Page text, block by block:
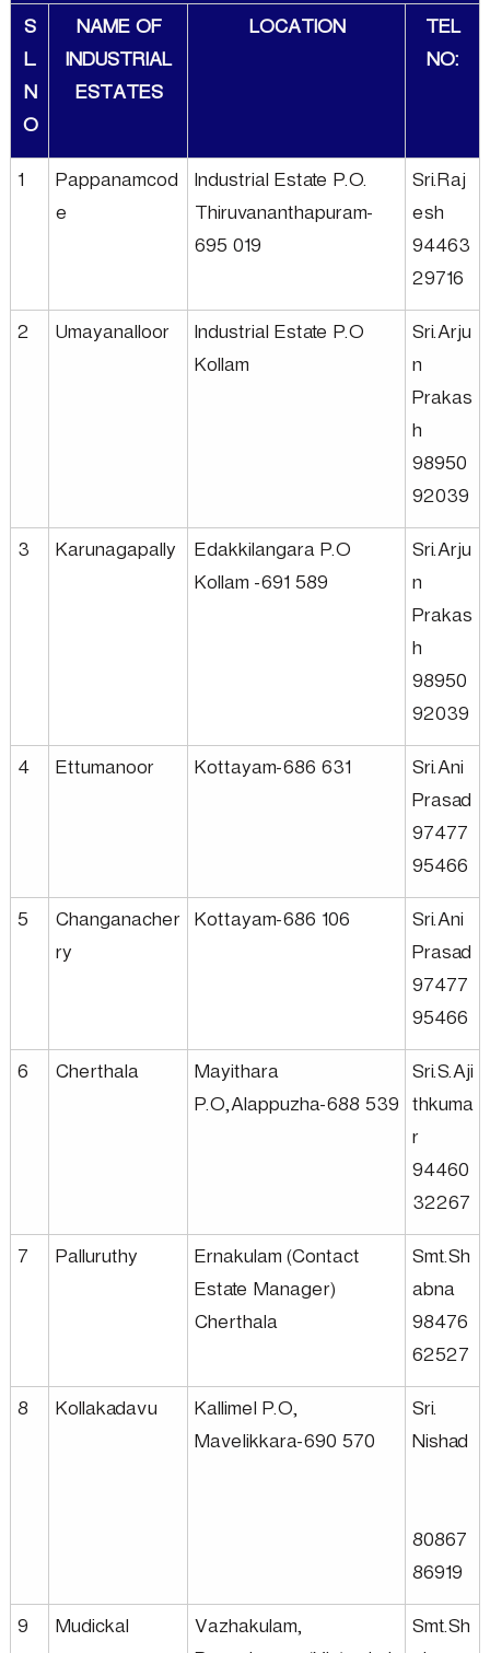
m
a
l
I
u
r
e
D
e
o
e
S
L.
N
O
NAME OF
INDUSTRIAL
ESTATES
LOCATION
TEL
NO:
1
Pappanamcod
e
Industrial Estate P.O.
Thiruvananthapuram-
695 019
Sri.Raj
esh
94463
29716
2
Umayanalloor
Industrial Estate P.O
Kollam
Sri.Arju
n
Prakas
h
98950
92039
3
Karunagapally
Edakkilangara P.O
Kollam -691 589
Sri.Arju
n
Prakas
h
98950
92039
4
Ettumanoor Kottayam-686 631
Sri.Ani
Prasad
97477
95466
5
Changanacher
ry
Kottayam-686 106
Sri.Ani
Prasad
97477
95466
6
Cherthala
Mayithara
P.O,Alappuzha-688 539
Sri.S.Aji
thkuma
r
94460
32267
7
Palluruthy
Ernakulam (Contact
Estate Manager)
Cherthala
Smt.Sh
abna
98476
62527
8
Kollakadavu
Kallimel P.O,
Mavelikkara-690 570
Sri.
Nishad
80867
86919
9
Mudickal
Vazhakulam,
Smt.Sh